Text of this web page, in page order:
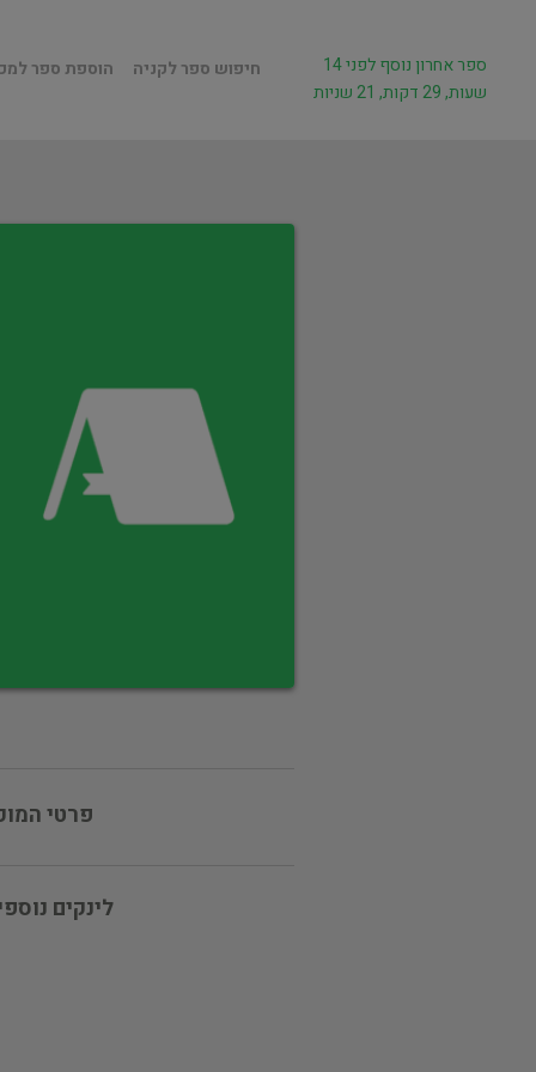
חיפוש ספר לקניה הוספת ספר
ספר אחרון נוסף לפני 14
שעות, 29 דקות, 21 שניות
פרטי
לינקים